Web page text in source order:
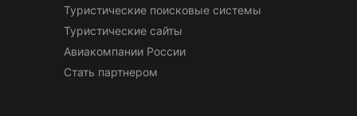
Туристические поисковые системы
Туристические сайты
Авиакомпании России
Стать партнером